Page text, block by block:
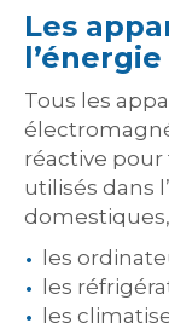
Les
Tous les
réactive
utilisés dans
les
les
les